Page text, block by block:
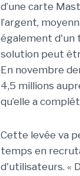
d’une carte
l’argent,
également d'un
solution peut
En novembre
4,5 millions
qu’elle a
Cette levée va
temps en
d'utilisateurs. «